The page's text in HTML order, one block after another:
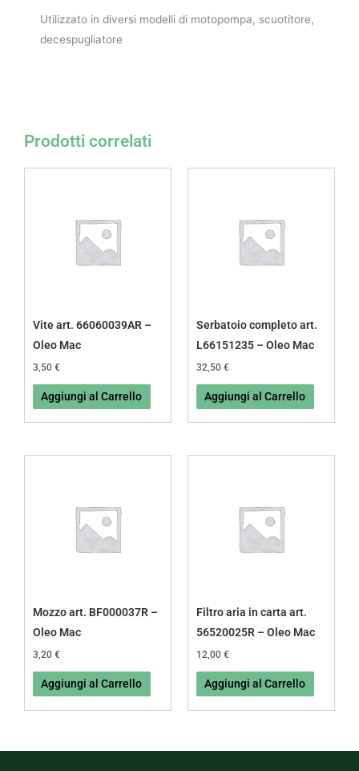
Utilizzato in diversi modelli di motopompa, scuotitore,
decespugliatore
Prodotti correlati
Vite art. 66060039AR –
Oleo Mac
3,50 €
Aggiungi al Carrello
Serbatoio completo art.
L66151235 – Oleo Mac
32,50 €
Aggiungi al Carrello
Mozzo art. BF000037R –
Oleo Mac
3,20 €
Aggiungi al Carrello
Filtro aria in carta art.
56520025R – Oleo Mac
12,00 €
Aggiungi al Carrello